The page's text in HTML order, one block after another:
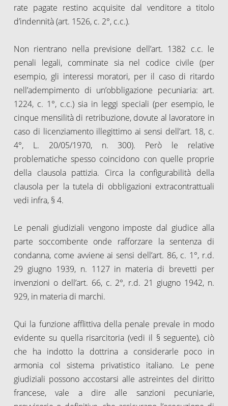
rate pagate restino acquisite dal venditore a titolo
d’indennità (art. 1526, c. 2°, c.c.).
Non rientrano nella previsione dell’art. 1382 c.c. le
penali legali, comminate sia nel codice civile (per
esempio, gli interessi moratori, per il caso di ritardo
nell’adempimento di un’obbligazione pecuniaria: art.
1224, c. 1°, c.c.) sia in leggi speciali (per esempio, le
cinque mensilità di retribuzione, dovute al lavoratore in
caso di licenziamento illegittimo ai sensi dell’art. 18, c.
4°, L. 20/05/1970, n. 300). Però le relative
problematiche spesso coincidono con quelle proprie
della clausola pattizia. Circa la configurabilità della
clausola per la tutela di obbligazioni extracontrattuali
vedi infra, § 4.
Le penali giudiziali vengono imposte dal giudice alla
parte soccombente onde rafforzare la sentenza di
condanna, come avviene ai sensi dell’art. 86, c. 1°, r.d.
29 giugno 1939, n. 1127 in materia di brevetti per
invenzioni o dell’art. 66, c. 2°, r.d. 21 giugno 1942, n.
929, in materia di marchi.
Qui la funzione afflittiva della penale prevale in modo
evidente su quella risarcitoria (vedi il § seguente), ciò
che ha indotto la dottrina a considerarle poco in
armonia col sistema privatistico italiano. Le pene
giudiziali possono accostarsi alle astreintes del diritto
francese, vale a dire alle sanzioni pecuniarie,